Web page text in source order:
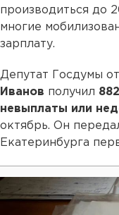
производиться до
многие
зарплату.
Депутат Госдумы
Иванов получил
невыплаты или
октябрь. Он
Екатеринбурга